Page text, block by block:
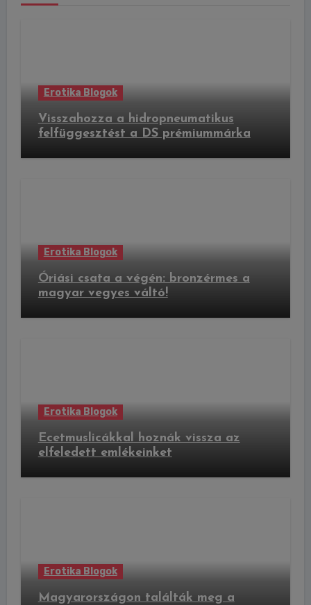
Erotika Blogok
Visszahozza a hidropneumatikus
felfüggesztést a DS prémiummárka
Erotika Blogok
Óriási csata a végén: bronzérmes a
magyar vegyes váltó!
Erotika Blogok
Ecetmuslicákkal hoznák vissza az
elfeledett emlékeinket
Erotika Blogok
Magyarországon találták meg a